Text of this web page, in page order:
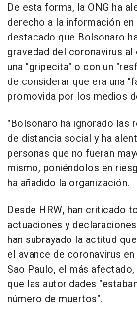
De esta forma, la ONG ha
derecho a la información en
destacado que Bolsonaro
gravedad del coronavirus
una "gripecita" o con un
de considerar que era una
promovida por los medios
"Bolsonaro ha ignorado las
de distancia social y ha
personas que no fueran
mismo, poniéndolos en
ha añadido la organización.
Desde HRW, han criticado
actuaciones y
han subrayado la actitud
el avance de coronavirus
Sao Paulo, el más
que las autoridades
número de muertos".